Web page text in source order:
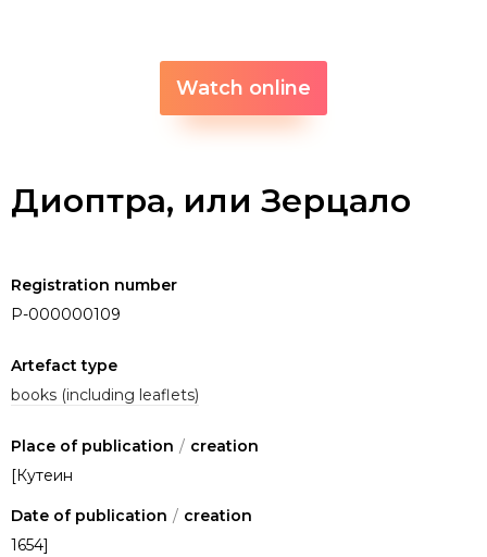
Watch online
Диоптра, или Зерцало
Registration number
P-000000109
Artefact type
books (including leaflets)
Place of publication / creation
[Кутеин
Date of publication / creation
1654]